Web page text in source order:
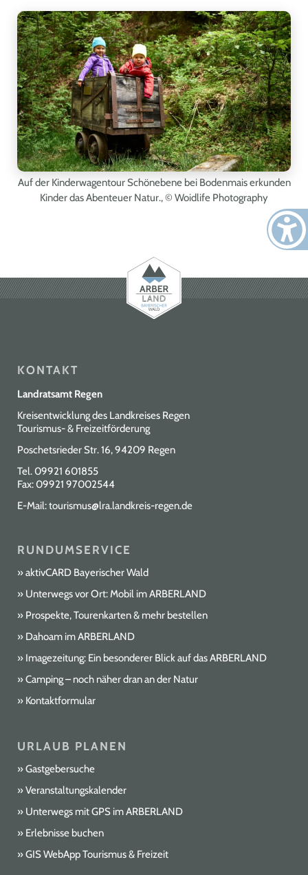
Auf der Kinderwagentour Schönebene bei Bodenmais erkunden
Kinder das Abenteuer Natur., © Woidlife Photography
KONTAKT
Landratsamt Regen
Kreisentwicklung des Landkreises Regen
Tourismus- & Freizeitförderung
Poschetsrieder Str. 16, 94209 Regen
Tel.09921 601855
Fax: 09921 97002544
E-Mail:tourismus@lra.landkreis-regen.de
RUNDUMSERVICE
aktivCARD Bayerischer Wald
Unterwegs vor Ort: Mobil im ARBERLAND
Prospekte, Tourenkarten & mehr bestellen
Dahoam im ARBERLAND
Imagezeitung: Ein besonderer Blick auf das ARBERLAND
Camping – noch näher dran an der Natur
Kontaktformular
URLAUB PLANEN
Gastgebersuche
Veranstaltungskalender
Unterwegs mit GPS im ARBERLAND
Erlebnisse buchen
GIS WebApp Tourismus & Freizeit